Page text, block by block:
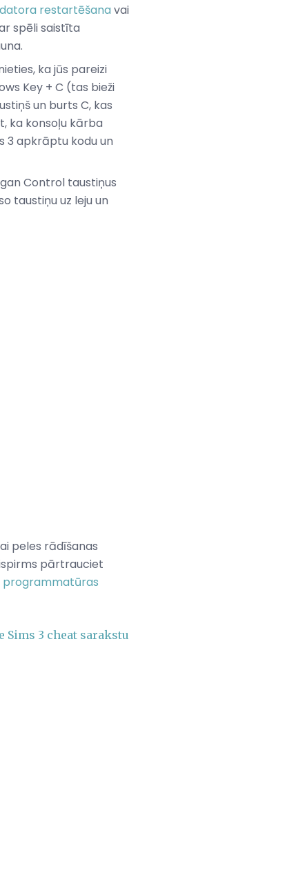
datora restartēšanavai
spēli saistīta
ka jūs pareizi
Key + C (tas bieži
un burts C, kas
ka konsoļu kārba
3 apkrāptu kodu un
Control taustiņus
taustiņu uz leju un
peles rādīšanas
pārtrauciet
programmatūras
Sims 3 cheat sarakstu